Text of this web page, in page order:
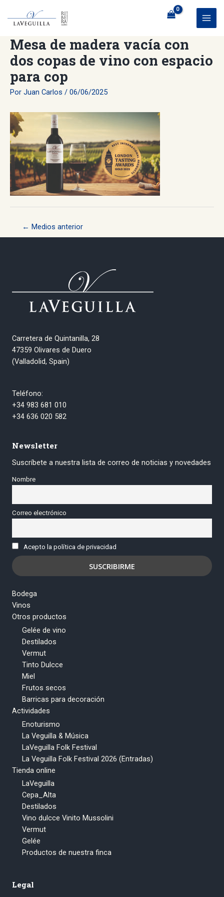
contenido
Mesa de madera vacía con
dos copas de vino con espacio
para cop
Por Juan Carlos / 06/06/2025
Navegación
← Medios anterior
Carretera de Quintanilla, 28
47359 Olivares de Duero
(Valladolid, Spain)
Teléfono:
+34 983 681 010
+34 636 020 582
Newsletter
Suscríbete a nuestra lista de correo de noticias y novedades
Nombre
Correo electrónico
Acepto la política de privacidad
Bodega
Vinos
Otros productos
Gelée de vino
Destilados
Vermut
Tinto Dulcce
Miel
Frutos secos
Barricas para decoración
Actividades
Enoturismo
La Veguilla & Música
LaVeguilla Folk Festival
La Veguilla Folk Festival 2026 (Entradas)
Tienda online
LaVeguilla
Cepa_Alta
Destilados
Vino dulcce Vinito Mussolini
Vermut
Gelée
Productos de nuestra finca
Legal